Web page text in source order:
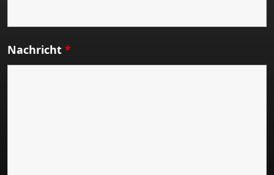
Nachricht *